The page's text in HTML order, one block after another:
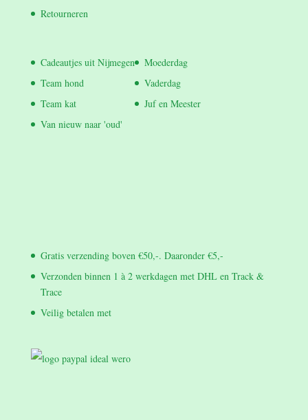
Retourneren
Cadeautjes uit Nijmegen
Team hond
Team kat
Van nieuw naar 'oud'
Moederdag
Vaderdag
Juf en Meester
Gratis verzending boven €50,-. Daaronder €5,-
Verzonden binnen 1 à 2 werkdagen met DHL en Track &
Trace
Veilig betalen met